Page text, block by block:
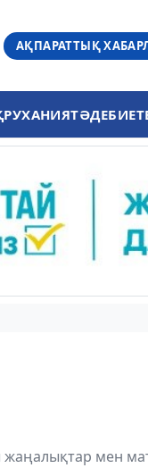
АҚПАРАТТЫҚ
РУХАНИЯТӘДЕБИЕТ
мен